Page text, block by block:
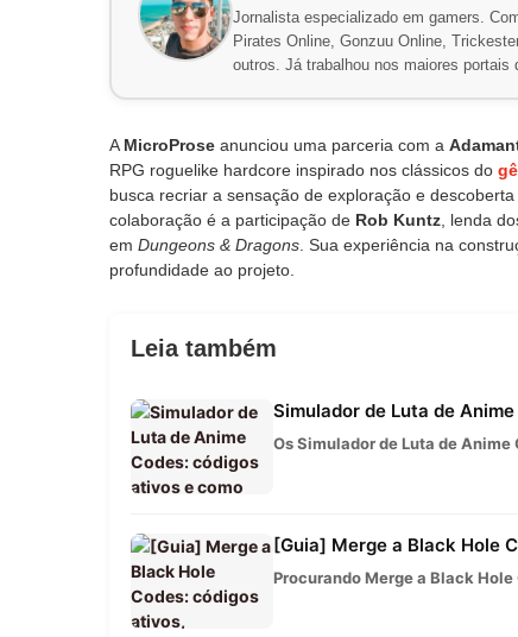
Jornalista especializado em gamers.
Pirates Online, Gonzuu Online,
outros. Já trabalhou nos maiores portais
AMicroProse anunciou uma parceria com a
RPG roguelike hardcore inspirado nos clássicos do
busca recriar a sensação de exploração e
colaboração é a participação de Rob Kuntz, lenda
em Dungeons & Dragons. Sua experiência na
profundidade ao projeto.
Leia também
Simulador de Luta de
Os Simulador de Luta de
[Guia] Merge a Black Hole
Procurando Merge a Black